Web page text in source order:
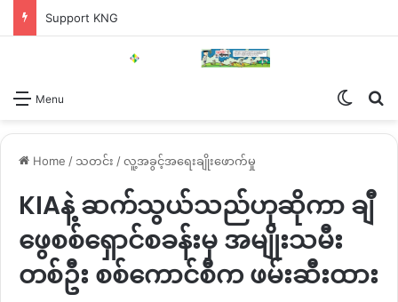
Support KNG
Menu
Home / သတင်း /လူ့အခွင့်အရေးချိုးဖောက်မှု
KIAနဲ့ ဆက်သွယ်သည်ဟုဆိုကာ ချီ
ဖွေစစ်ရှောင်စခန်းမှ အမျိုးသမီး
တစ်ဦး စစ်ကောင်စီက ဖမ်းဆီးထား